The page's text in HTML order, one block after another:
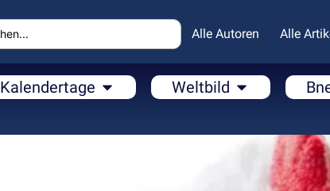
Alle Autoren Alle
Kalendertage Weltbild